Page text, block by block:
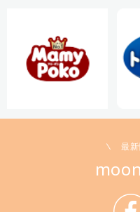
最